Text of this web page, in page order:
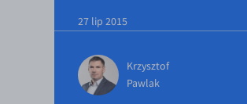
27 lip 2015
Krzysztof
Pawlak